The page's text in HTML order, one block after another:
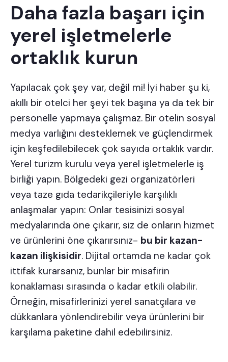
Daha fazla başarı için
yerel işletmelerle
ortaklık kurun
Yapılacak çok şey var, değil mi! İyi haber şu ki,
akıllı bir otelci her şeyi tek başına ya da tek bir
personelle yapmaya çalışmaz. Bir otelin sosyal
medya varlığını desteklemek ve güçlendirmek
için keşfedilebilecek çok sayıda ortaklık vardır.
Yerel turizm kurulu veya yerel işletmelerle iş
birliği yapın. Bölgedeki gezi organizatörleri
veya taze gıda tedarikçileriyle karşılıklı
anlaşmalar yapın: Onlar tesisinizi sosyal
medyalarında öne çıkarır, siz de onların hizmet
ve ürünlerini öne çıkarırsınız- bu bir kazan-
kazan ilişkisidir. Dijital ortamda ne kadar çok
ittifak kurarsanız, bunlar bir misafirin
konaklaması sırasında o kadar etkili olabilir.
Örneğin, misafirlerinizi yerel sanatçılara ve
dükkanlara yönlendirebilir veya ürünlerini bir
karşılama paketine dahil edebilirsiniz.